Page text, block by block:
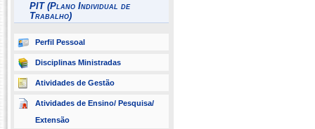
PIT (Plano Individual de
Trabalho)
Perfil Pessoal
Disciplinas Ministradas
Atividades de Gestão
Atividades de Ensino/ Pesquisa/
Extensão